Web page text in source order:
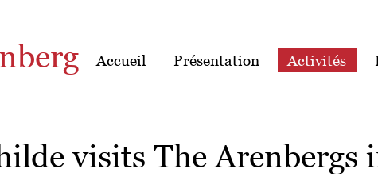
Accueil Présentation Activités
visits The Arenbergs